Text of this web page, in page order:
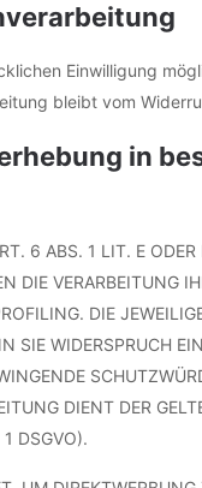
Einwilligung
bleibt vom
in
6 ABS. 1 LIT. E
DIE VERARBEITUNG
DIE
SIE WIDERSPRUCH
DIENT DER
DSGVO).